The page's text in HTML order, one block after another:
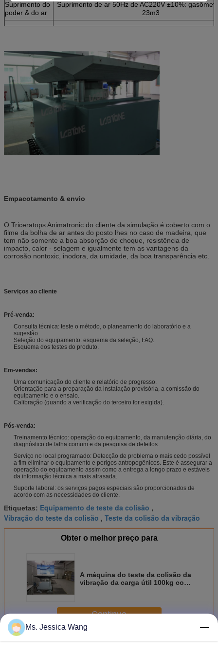
Suprimento do
poder & do ar
Suprimento de ar 50Hz de AC220V ±10%:
23m3
GB/T2423.4, GB/T2423.6, IEC68-2-29, JJG497-
Empacotamento & envio
O Triceratops Animatronic do cliente da simulação é coberto com o
filme da bolha de ar antes do posto lhes no caso de madeira, que
tem não somente a boa absorção de choque, resistência de
impacto, calor - selagem e igualmente tem as vantagens da
corrosão nontoxic, inodora , da umidade, da boa transparência etc.
Serviços ao cliente
Pré-venda:
Consulta técnica: teste o método, o planeamento do laboratório e a
sugestão.
Seleção do equipamento: esquema da seleção, FAQ.
Esquema dos testes do produto.
Em-vendas:
Uma comunicação do cliente e relatório de progresso.
Orientação para a preparação da instalação provisória, a comissão do
equipamento e o ensaio.
Calibração (quando a verificação do terceiro for exigida).
Pós-venda:
Treinamento técnico: operação do equipamento, da manutenção diária, do
diagnóstico de falha comum e da pesquisa de defeitos.
Serviço no local programado: Detecção de problema o mais cedo possível
a fim eliminar o equipamento e perigos antropogênicos. Este é assegurar a
operação do equipamento assim como a entrega a longo prazo e estáveis
da informação técnica a mais atrasada.
Suporte laboral: os serviços pagos especiais são proporcionados de
acordo com as necessidades do cliente.
Etiquetas: Equipamento de teste da colisão ,
Vibração do teste da colisão , Teste da colisão da vibração
Obter o melhor preço para
A máquina do teste da colisão da
vibração da carga útil 100kg com
Continue
MaisMáquina do teste da colisão
Ms. Jessica Wang